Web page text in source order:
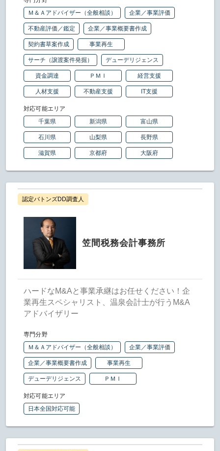
Ｍ＆Ａアドバイザー（全般相談）
企業／事業評価
不動産評価／鑑定 企業／事業概要書作成
契約書草案作成 事業再生
サーチ（譲渡案件発掘） デューデリジェンス
資金調達 ＰＭＩ 経営支援
人材支援 不動産支援 IT支援
対応可能エリア
千葉県
新潟県 富山県
石川県 山梨県 長野県
滋賀県 京都府 大阪府
認定バトンズDD調査人
笠間税務会計事務所
ハードなM&Aと事業承継はお任せください！企
業再生スペシャリスト、温泉会計士が行うM&A
アドバイザリー
専門分野
Ｍ＆Ａアドバイザー（全般相談）
企業／事業評価
企業／事業概要書作成 事業再生
デューデリジェンス ＰＭＩ
対応可能エリア
日本全国対応可能